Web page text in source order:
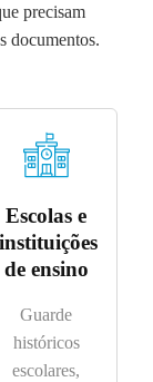
precisam
documentos.
Escolas e
instituições
de ensino
Guarde
históricos
escolares,